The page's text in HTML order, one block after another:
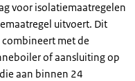
voor isolatiemaatregelen
uitvoert. Dit
met de
of aansluiting op
aan binnen 24